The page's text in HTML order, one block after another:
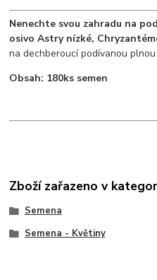
Nenechte svou zahradu na
osivo Astry nízké,
na dechberoucí podívanou
Obsah: 180ks semen
Zboží zařazeno v
Semena
Semena - Květiny